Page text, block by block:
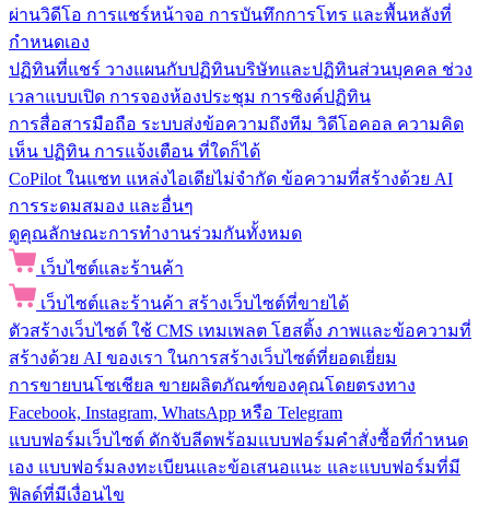
ผ่านวิดีโอ การแชร์หน้าจอ การบันทึกการโทร และพื้นหลังที่
กำหนดเอง
ปฏิทินที่แชร์ วางแผนกับปฏิทินบริษัทและปฏิทินส่วนบุคคล ช่วง
เวลาแบบเปิด การจองห้องประชุม การซิงค์ปฏิทิน
การสื่อสารมือถือ ระบบส่งข้อความถึงทีม วิดีโอคอล ความคิด
เห็น ปฏิทิน การแจ้งเตือน ที่ใดก็ได้
CoPilot ในแชท แหล่งไอเดียไม่จำกัด ข้อความที่สร้างด้วย AI
การระดมสมอง และอื่นๆ
ดูคุณลักษณะการทำงานร่วมกันทั้งหมด
เว็บไซต์และร้านค้า
เว็บไซต์และร้านค้า สร้างเว็บไซต์ที่ขายได้
ตัวสร้างเว็บไซต์ ใช้ CMS เทมเพลต โฮสติ้ง ภาพและข้อความที่
สร้างด้วย AI ของเรา ในการสร้างเว็บไซต์ที่ยอดเยี่ยม
การขายบนโซเชียล ขายผลิตภัณฑ์ของคุณโดยตรงทาง
Facebook, Instagram, WhatsApp หรือ Telegram
แบบฟอร์มเว็บไซต์ ดักจับลีดพร้อมแบบฟอร์มคำสั่งซื้อที่กำหนด
เอง แบบฟอร์มลงทะเบียนและข้อเสนอแนะ และแบบฟอร์มที่มี
ฟิลด์ที่มีเงื่อนไข